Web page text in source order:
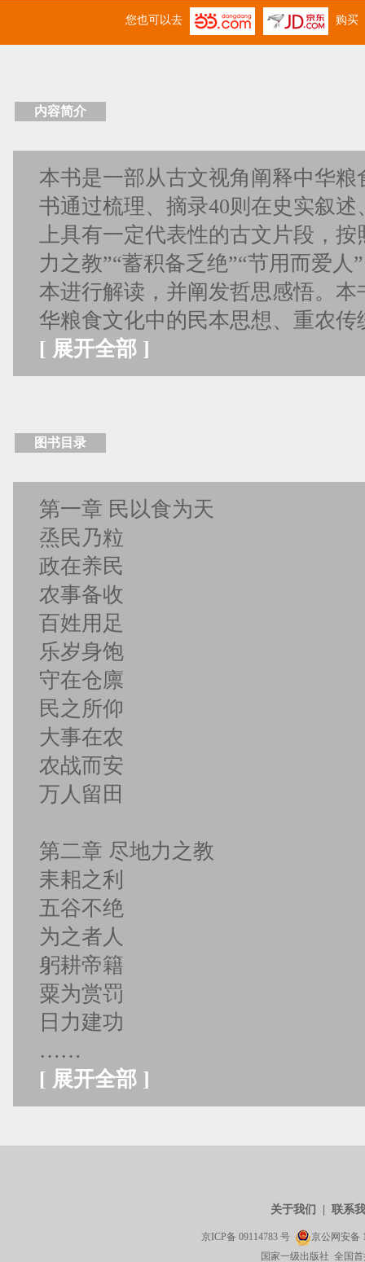
您也可以去 购买
内容简介
本书是一部从古文视角阐释中华
书通过梳理、摘录40则在史实叙
上具有一定代表性的古文片段，按
力之教”“蓄积备乏绝”“节用而爱人
本进行解读，并阐发哲思感悟。
华粮食文化中的民本思想、重农
[ 展开全部 ]
图书目录
第一章 民以食为天
烝民乃粒
政在养民
农事备收
百姓用足
乐岁身饱
守在仓廪
民之所仰
大事在农
农战而安
万人留田
第二章 尽地力之教
耒耜之利
五谷不绝
为之者人
躬耕帝籍
粟为赏罚
日力建功
……
[ 展开全部 ]
关于我们 联系
京ICP备 09114783 号 京公网安备
国家一级出版社 全国